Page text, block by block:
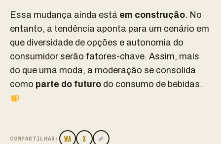
Essa mudança ainda está em construção. No
entanto, a tendência aponta para um cenário em
que diversidade de opções e autonomia do
consumidor serão fatores-chave. Assim, mais
do que uma moda, a moderação se consolida
como parte do futuro do consumo de bebidas.
COMPARTILHAR: WA X